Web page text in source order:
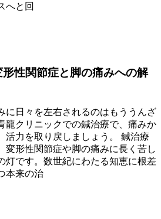
へと回
性関節症と脚の痛みへの解
に日々を左右されるのはもううんざ
龍クリニックでの鍼治療で、痛みか
活力を取り戻しましょう。 鍼治療
変形性関節症や脚の痛みに長く苦し
灯です。数世紀にわたる知恵に根差
本来の治